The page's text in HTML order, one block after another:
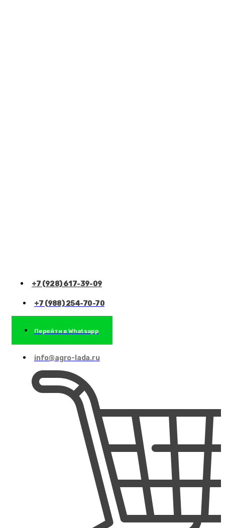
+7 (928) 617-39-09
+7 (988) 254-70-70
Перейти в Whatsapp
info@agro-lada.ru